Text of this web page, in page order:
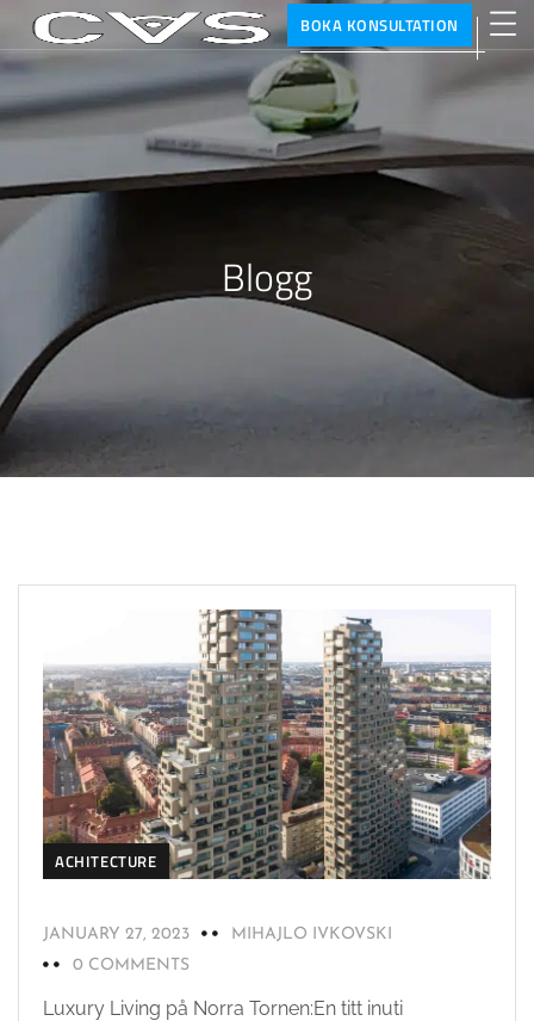
BOKA KONSULTATION
Blogg
ACHITECTURE
JANUARY 27, 2023
MIHAJLO IVKOVSKI
0 COMMENTS
Luxury Living på Norra Tornen:En titt inuti